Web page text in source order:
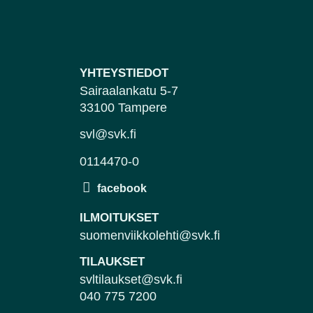
YHTEYSTIEDOT
Sairaalankatu 5-7
33100 Tampere
svl@svk.fi
0114470-0
ILMOITUKSET
suomenviikkolehti@svk.fi
TILAUKSET
svltilaukset@svk.fi
040 775 7200